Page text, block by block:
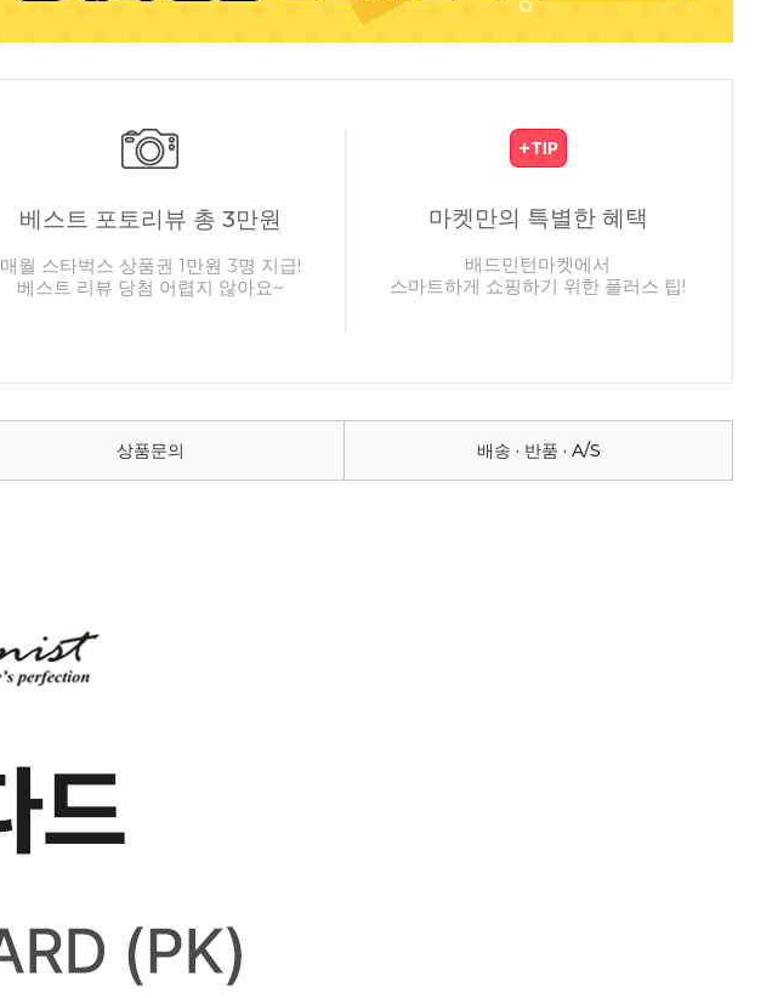
베스트 포토리뷰 총 3만원
매월 스타벅스 상품권 1만원 3명 지급!
베스트 리뷰 당첨 어렵지 않아요~
마켓만의 특별한 혜택
배드민턴마켓에서
스마트하게 쇼핑하기 위한 플러스 팁!
상품문의 배송 · 반품 · A/S